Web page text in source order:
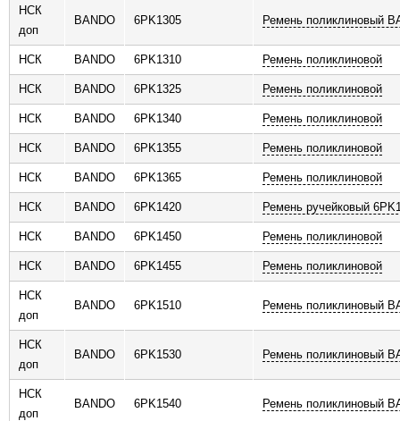
НСК
доп
BANDO 6PK1305 Ремень поликлиновый
НСК BANDO 6PK1310 Ремень поликлиновой
НСК BANDO 6PK1325 Ремень поликлиновой
НСК BANDO 6PK1340 Ремень поликлиновой
НСК BANDO 6PK1355 Ремень поликлиновой
НСК BANDO 6PK1365 Ремень поликлиновой
НСК BANDO 6PK1420 Ремень ручейковый
НСК BANDO 6PK1450 Ремень поликлиновой
НСК BANDO 6PK1455 Ремень поликлиновой
НСК
доп
BANDO 6PK1510 Ремень поликлиновый
НСК
доп
BANDO 6PK1530 Ремень поликлиновый
НСК
доп
BANDO 6PK1540 Ремень поликлиновый